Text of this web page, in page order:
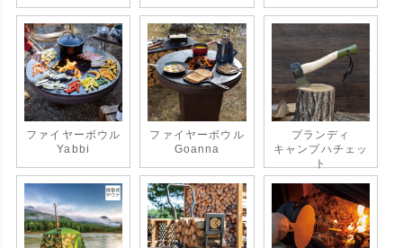
ファイヤーボウル
Yabbi
ファイヤーボウル
Goanna
プランディ
キャンプハチェッ
ト